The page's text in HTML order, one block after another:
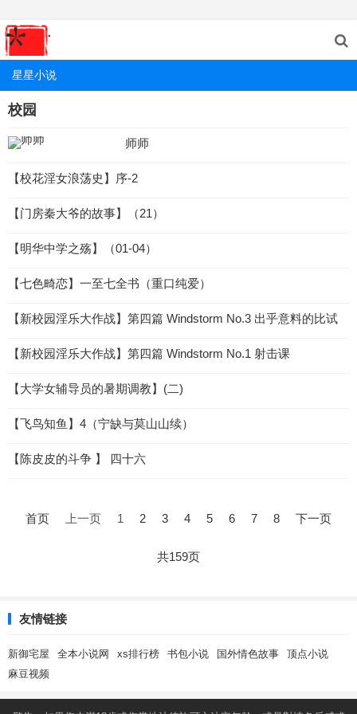
星星小说
校园
师师
【校花淫女浪荡史】序-2
【门房秦大爷的故事】（21）
【明华中学之殇】（01-04）
【七色畸恋】一至七全书（重口纯爱）
【新校园淫乐大作战】第四篇 Windstorm No.3 出乎意料的比试
【新校园淫乐大作战】第四篇 Windstorm No.1 射击课
【大学女辅导员的暑期调教】(二)
【飞鸟知鱼】4（宁缺与莫山山续）
【陈皮皮的斗争 】 四十六
首页 上一页 1 2 3 4 5 6 7 8 下一页
共159页
友情链接
新御宅屋 全本小说网 xs排行榜 书包小说 国外情色故事
顶点小说
麻豆视频